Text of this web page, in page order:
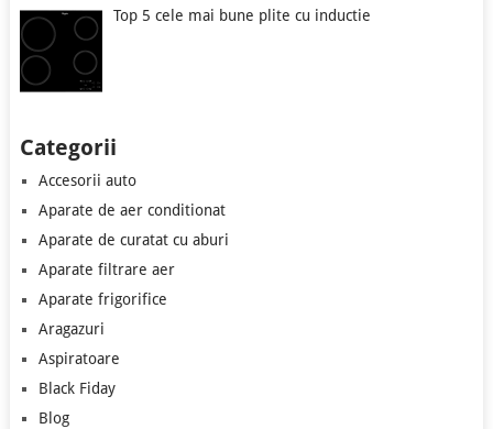
Top 5 cele mai bune plite cu inductie
Categorii
Accesorii auto
Aparate de aer conditionat
Aparate de curatat cu aburi
Aparate filtrare aer
Aparate frigorifice
Aragazuri
Aspiratoare
Black Fiday
Blog